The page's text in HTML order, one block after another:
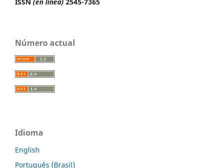
Número actual
Idioma
English
Português (Brasil)